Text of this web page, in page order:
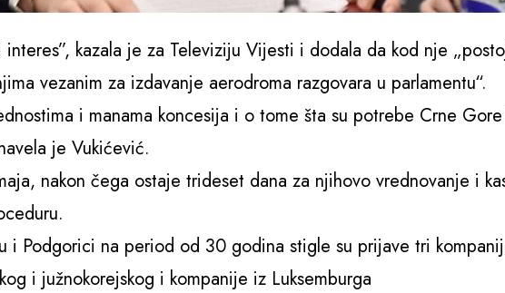
interes”, kazala je za Televiziju Vijesti i dodala da kod nje
vezanim za izdavanje aerodroma razgovara u parlamentu“.
i manama koncesija i o tome šta su potrebe Crne
je Vukićević.
nakon čega ostaje trideset dana za njihovo vrednovanje i
i Podgorici na period od 30 godina stigle su prijave tri
i južnokorejskog i kompanije iz Luksemburga